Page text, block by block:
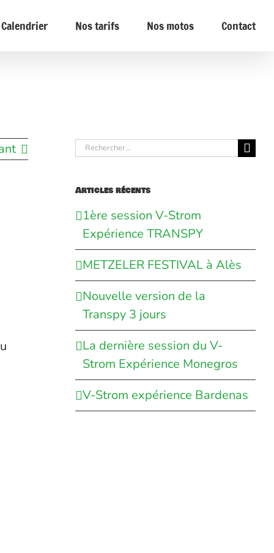
Calendrier Nos tarifs Nos motos Contact
Rechercher:
Articles récents
1ère session V-Strom
Expérience TRANSPY
METZELER FESTIVAL à Alès
Nouvelle version de la
Transpy 3 jours
La dernière session du V-
Strom Expérience Monegros
V-Strom expérience Bardenas